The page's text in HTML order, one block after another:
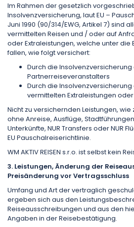
Im Rahmen der gesetzlich
Insolvenzversicherung, laut EU –
Juni 1990 (90/314/EWG, Artikel 7) sind
vermittelten Reisen und / oder auf
oder Extraleistungen, welche unter die
fallen, wie folgt versichert:
Durch die Insolvenzversicherung
Partnerreiseveranstalters
Durch die
vermittelten Extraleistungen oder
Nicht zu versichernden Leistungen,
ohne Anreise, Ausflüge,
Unterkünfte, NUR Transfers oder NUR
EU Pauschalreiserichtlinie.
WM AKTIV REISEN s.r.o. ist selbst kein
3. Leistungen, Änderung der
Preisänderung vor Vertragsschluss
Umfang und Art der vertraglich
ergeben sich aus den
Reiseausschreibungen und aus den
Angaben in der Reisebestätigung.